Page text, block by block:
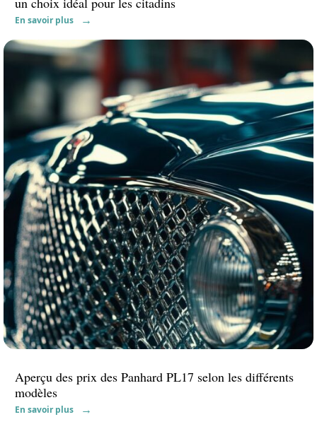
En savoir plus
Aperçu des prix des Panhard PL17 selon les différents
modèles
En savoir plus